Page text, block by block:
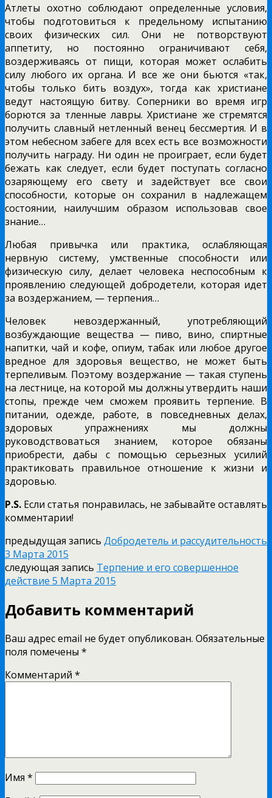
Атлеты охотно соблюдают определенные условия,
чтобы подготовиться к предельному испытанию
своих физических сил. Они не потворствуют
аппетиту, но постоянно ограничивают себя,
воздерживаясь от пищи, которая может ослабить
силу любого их органа. И все же они бьются «так,
чтобы только бить воздух», тогда как христиане
ведут настоящую битву. Соперники во время игр
борются за тленные лавры. Христиане же стремятся
получить славный нетленный венец бессмертия. И в
этом небесном забеге для всех есть все возможности
получить награду. Ни один не проиграет, если будет
бежать как следует, если будет поступать согласно
озаряющему его свету и задействует все свои
способности, которые он сохранил в надлежащем
состоянии, наилучшим образом использовав свое
знание…
Любая привычка или практика, ослабляющая
нервную систему, умственные способности или
физическую силу, делает человека неспособным к
проявлению следующей добродетели, которая идет
за воздержанием, — терпения…
Человек невоздержанный, употребляющий
возбуждающие вещества — пиво, вино, спиртные
напитки, чай и кофе, опиум, табак или любое другое
вредное для здоровья вещество, не может быть
терпеливым. Поэтому воздержание — такая ступень
на лестнице, на которой мы должны утвердить наши
стопы, прежде чем сможем проявить терпение. В
питании, одежде, работе, в повседневных делах,
здоровых упражнениях мы должны
руководствоваться знанием, которое обязаны
приобрести, дабы с помощью серьезных усилий
практиковать правильное отношение к жизни и
здоровью.
P.S. Если статья понравилась, не забывайте оставлять
комментарии!
предыдущая запись Добродетель и рассудительность
3 Марта 2015
следующая запись Терпение и его совершенное
действие 5 Марта 2015
Добавить комментарий
Ваш адрес email не будет опубликован. Обязательные
поля помечены *
Комментарий *
Имя *